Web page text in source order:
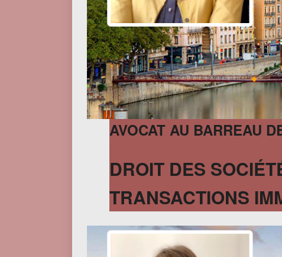
AVOCAT AU BARREAU
DROIT DES
TRANSACTIONS